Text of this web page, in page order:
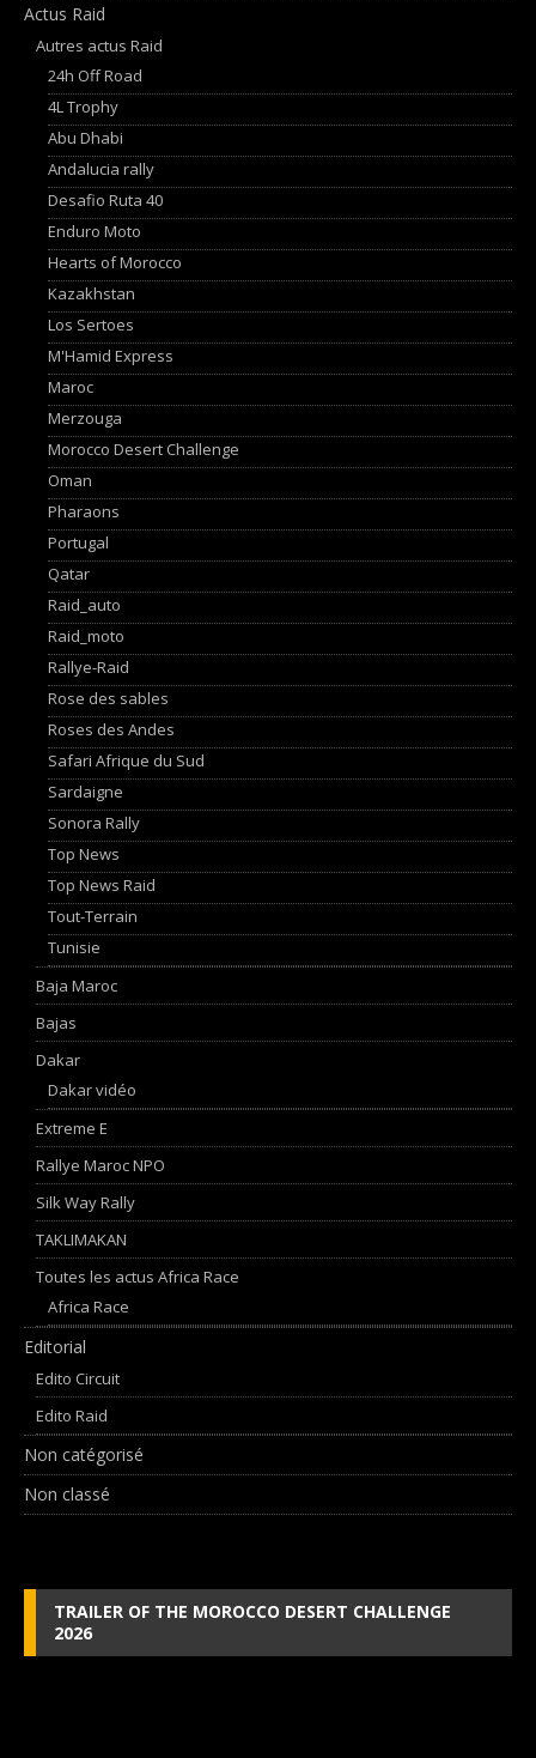
Actus Raid
Autres actus Raid
24h Off Road
4L Trophy
Abu Dhabi
Andalucia rally
Desafio Ruta 40
Enduro Moto
Hearts of Morocco
Kazakhstan
Los Sertoes
M'Hamid Express
Maroc
Merzouga
Morocco Desert Challenge
Oman
Pharaons
Portugal
Qatar
Raid_auto
Raid_moto
Rallye-Raid
Rose des sables
Roses des Andes
Safari Afrique du Sud
Sardaigne
Sonora Rally
Top News
Top News Raid
Tout-Terrain
Tunisie
Baja Maroc
Bajas
Dakar
Dakar vidéo
Extreme E
Rallye Maroc NPO
Silk Way Rally
TAKLIMAKAN
Toutes les actus Africa Race
Africa Race
Editorial
Edito Circuit
Edito Raid
Non catégorisé
Non classé
TRAILER OF THE MOROCCO DESERT CHALLENGE
2026